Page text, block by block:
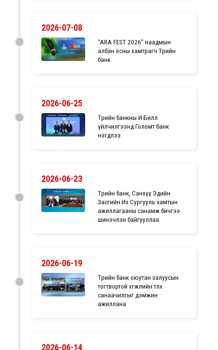
2026-07-08
“ARA FEST 2026” наадмын
албан ёсны хамтрагч Төрийн
банк
2026-06-25
Төрийн банкны И-Билл
үйлчилгээнд Голомт банк
нэгдлээ
2026-06-23
Төрийн банк, Санхүү Эдийн
Засгийн Их Сургууль хамтын
ажиллагааны санамж бичгээ
шинэчлэн байгууллаа
2026-06-19
Төрийн банк оюутан залуусын
тогтвортой хөгжлийн төлөөх
санаачилгыг дэмжин
ажиллана
2026-06-14